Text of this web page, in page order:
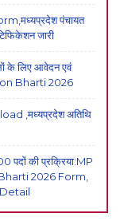
पंचायत
जारी
के लिए आवेदन एवं
Bharti 2026
,मध्यप्रदेश अतिथि
पदों की प्रक्रिया:MP
2026 Form,